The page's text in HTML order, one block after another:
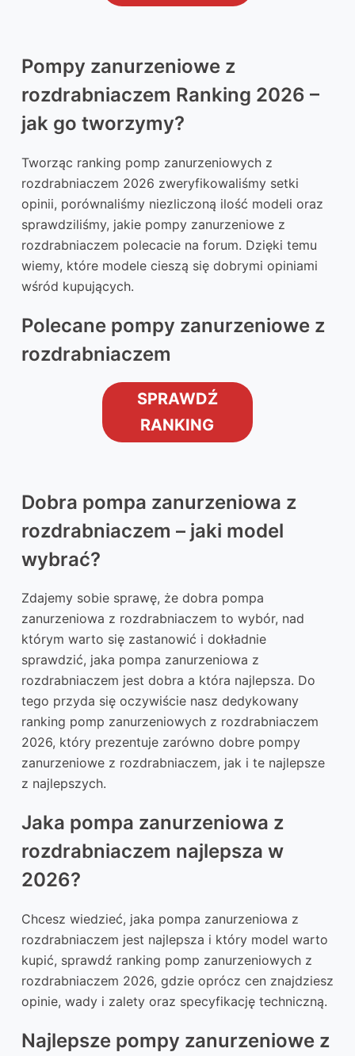
Pompy zanurzeniowe z
rozdrabniaczem Ranking 2026 –
jak go tworzymy?
Tworząc ranking pomp zanurzeniowych z
rozdrabniaczem 2026 zweryfikowaliśmy setki
opinii, porównaliśmy niezliczoną ilość modeli oraz
sprawdziliśmy, jakie pompy zanurzeniowe z
rozdrabniaczem polecacie na forum. Dzięki temu
wiemy, które modele cieszą się dobrymi opiniami
wśród kupujących.
Polecane pompy zanurzeniowe z
rozdrabniaczem
SPRAWDŹ
RANKING
Dobra pompa zanurzeniowa z
rozdrabniaczem – jaki model
wybrać?
Zdajemy sobie sprawę, że dobra pompa
zanurzeniowa z rozdrabniaczem to wybór, nad
którym warto się zastanowić i dokładnie
sprawdzić, jaka pompa zanurzeniowa z
rozdrabniaczem jest dobra a która najlepsza. Do
tego przyda się oczywiście nasz dedykowany
ranking pomp zanurzeniowych z rozdrabniaczem
2026, który prezentuje zarówno dobre pompy
zanurzeniowe z rozdrabniaczem, jak i te najlepsze
z najlepszych.
Jaka pompa zanurzeniowa z
rozdrabniaczem najlepsza w
2026?
Chcesz wiedzieć, jaka pompa zanurzeniowa z
rozdrabniaczem jest najlepsza i który model warto
kupić, sprawdź ranking pomp zanurzeniowych z
rozdrabniaczem 2026, gdzie oprócz cen znajdziesz
opinie, wady i zalety oraz specyfikację techniczną.
Najlepsze pompy zanurzeniowe z